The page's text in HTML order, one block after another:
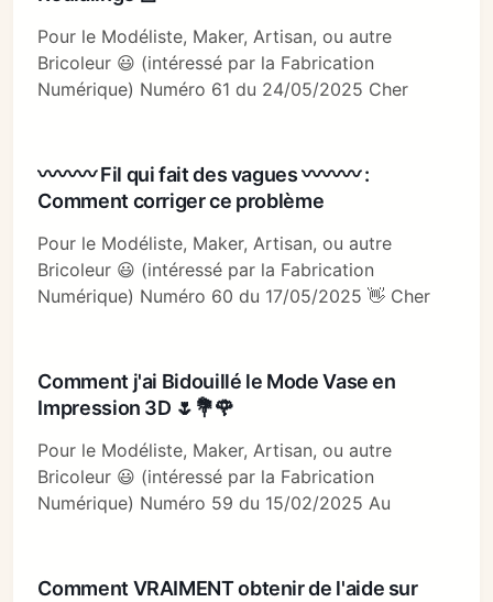
Pour le Modéliste, Maker, Artisan, ou autre
Bricoleur 😃 (intéressé par la Fabrication
Numérique) Numéro 61 du 24/05/2025 Cher
〰〰〰 Fil qui fait des vagues 〰〰〰 :
Comment corriger ce problème
Pour le Modéliste, Maker, Artisan, ou autre
Bricoleur 😃 (intéressé par la Fabrication
Numérique) Numéro 60 du 17/05/2025 👋 Cher
Comment j'ai Bidouillé le Mode Vase en
Impression 3D 🌷💐🌹
Pour le Modéliste, Maker, Artisan, ou autre
Bricoleur 😃 (intéressé par la Fabrication
Numérique) Numéro 59 du 15/02/2025 Au
Comment VRAIMENT obtenir de l'aide sur